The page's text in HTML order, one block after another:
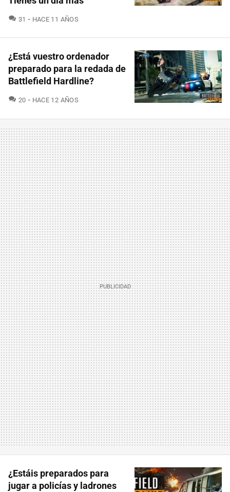
31 COMENTARIOS
HACE 11 AÑOS
¿Está vuestro ordenador
preparado para la redada de
Battlefield Hardline?
20 COMENTARIOS
HACE 12 AÑOS
¿Estáis preparados para
jugar a policías y ladrones